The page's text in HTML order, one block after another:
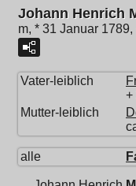
Johann Henrich
m, * 31 Januar
Vater-leiblich
+
Mutter-leiblich
alle